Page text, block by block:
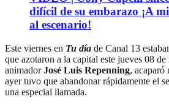
difícil de su embarazo ¡A
al escenario!
Este viernes en Tu día de Canal 13
que azotaron a la capital este jueves 08
animadorJosé Luis Repenning, acaparó
ayer tuvo que abandonar rápidamente el
una especial llamada.